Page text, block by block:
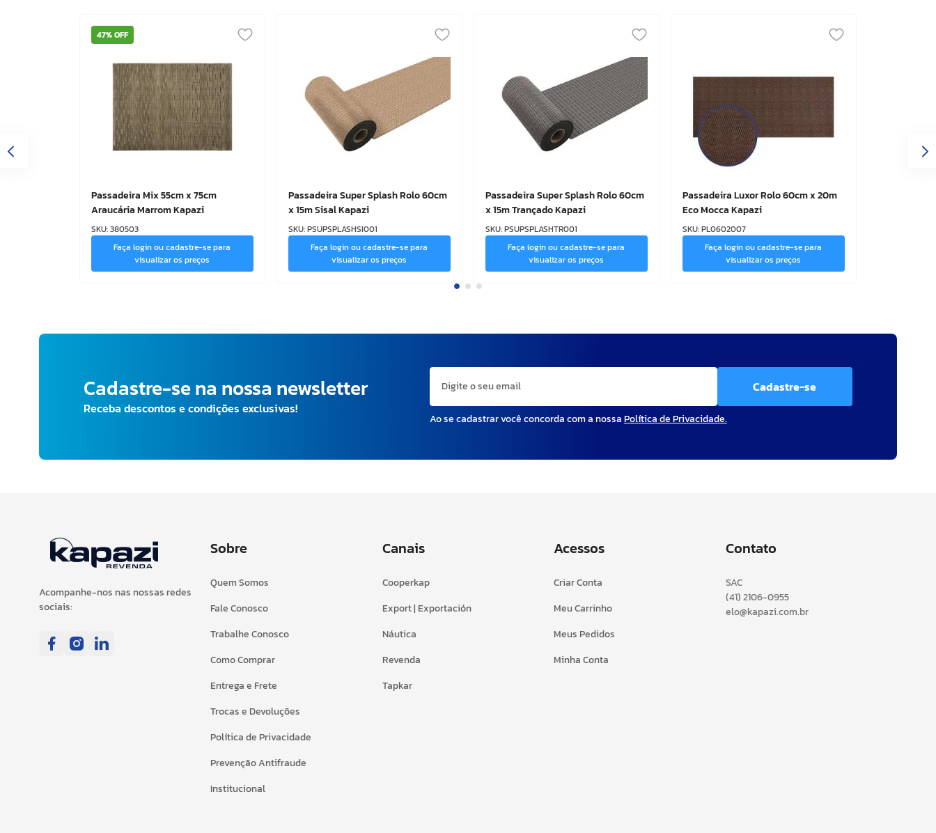
47%OFF
Passadeira Mix 55cm x 75cm
Araucária Marrom Kapazi
SKU:380503
Faça login ou cadastre-se para
visualizar os preços
Passadeira Super Splash Rolo 60cm
x 15m Sisal Kapazi
SKU:PSUPSPLASHSI001
Faça login ou cadastre-se para
visualizar os preços
Passadeira Super Splash Rolo 60cm
x 15m Trançado Kapazi
SKU:PSUPSPLASHTR001
Faça login ou cadastre-se para
visualizar os preços
Passadeira Luxor Rolo 60cm x 20m
Eco Mocca Kapazi
SKU:PL0602007
Faça login ou cadastre-se para
visualizar os preços
Cadastre-se na nossa newsletter
Receba descontos e condições exclusivas!
Cadastre-se
Ao se cadastrar você concorda com a nossaPolítica de Privacidade.
Acompanhe-nos nas nossas redes
sociais:
Sobre
Quem Somos
Fale Conosco
Trabalhe Conosco
Como Comprar
Entrega e Frete
Trocas e Devoluções
Política de Privacidade
Prevenção Antifraude
Institucional
Canais
Cooperkap
Export | Exportación
Náutica
Revenda
Tapkar
Acessos
Criar Conta
Meu Carrinho
Meus Pedidos
Minha Conta
Contato
SAC
(41) 2106-0955
elo@kapazi.com.br